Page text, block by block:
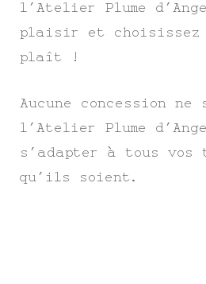
l’Atelier Plume
plaisir et choisissez
plaît !
Aucune concession
l’Atelier Plume
s’adapter à tous vos
qu’ils soient.